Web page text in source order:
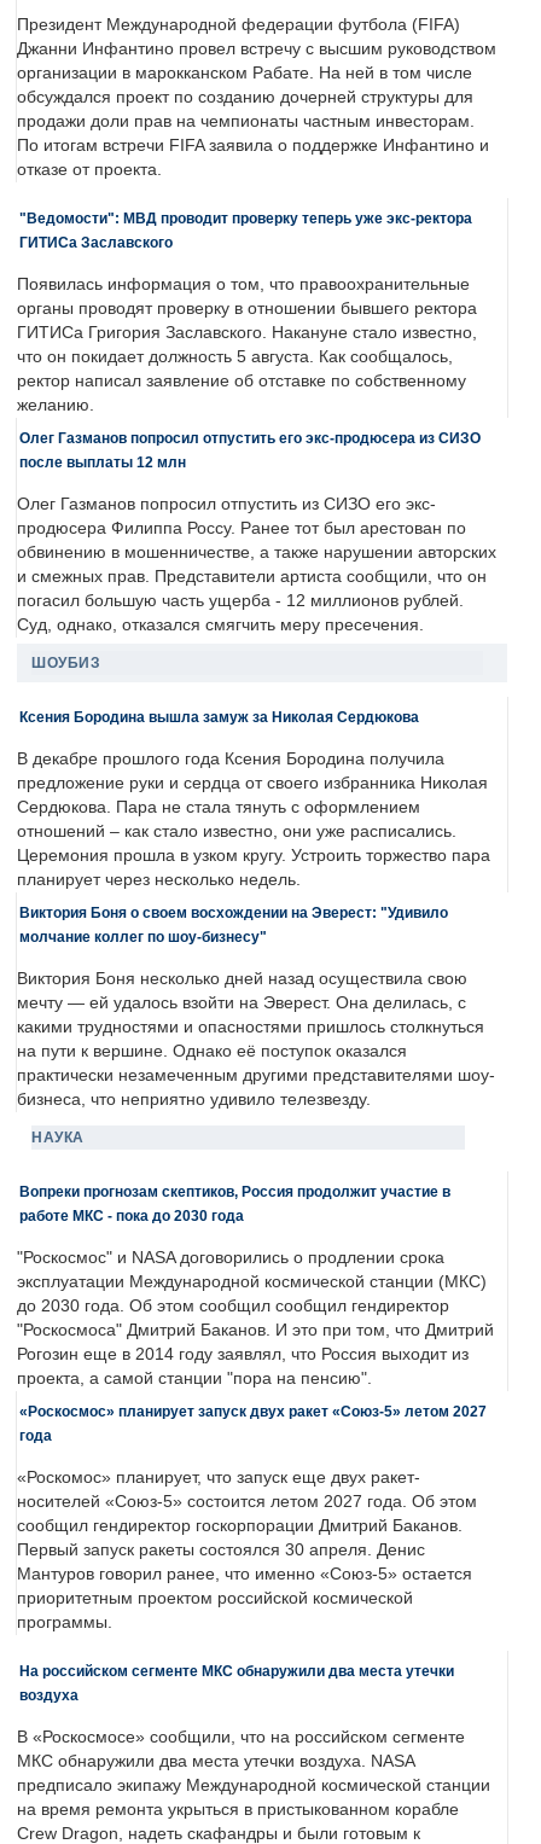
Президент Международной федерации футбола (FIFA)
Джанни Инфантино провел встречу с высшим руководством
организации в марокканском Рабате. На ней в том числе
обсуждался проект по созданию дочерней структуры для
продажи доли прав на чемпионаты частным инвесторам.
По итогам встречи FIFA заявила о поддержке Инфантино и
отказе от проекта.
"Ведомости": МВД проводит проверку теперь уже экс-ректора
ГИТИСа Заславского
Появилась информация о том, что правоохранительные
органы проводят проверку в отношении бывшего ректора
ГИТИСа Григория Заславского. Накануне стало известно,
что он покидает должность 5 августа. Как сообщалось,
ректор написал заявление об отставке по собственному
желанию.
Олег Газманов попросил отпустить его экс-продюсера из СИЗО
после выплаты 12 млн
Олег Газманов попросил отпустить из СИЗО его экс-
продюсера Филиппа Россу. Ранее тот был арестован по
обвинению в мошенничестве, а также нарушении авторских
и смежных прав. Представители артиста сообщили, что он
погасил большую часть ущерба - 12 миллионов рублей.
Суд, однако, отказался смягчить меру пресечения.
ШОУБИЗ
Ксения Бородина вышла замуж за Николая Сердюкова
В декабре прошлого года Ксения Бородина получила
предложение руки и сердца от своего избранника Николая
Сердюкова. Пара не стала тянуть с оформлением
отношений – как стало известно, они уже расписались.
Церемония прошла в узком кругу. Устроить торжество пара
планирует через несколько недель.
Виктория Боня о своем восхождении на Эверест: "Удивило
молчание коллег по шоу-бизнесу"
Виктория Боня несколько дней назад осуществила свою
мечту — ей удалось взойти на Эверест. Она делилась, с
какими трудностями и опасностями пришлось столкнуться
на пути к вершине. Однако её поступок оказался
практически незамеченным другими представителями шоу-
бизнеса, что неприятно удивило телезвезду.
НАУКА
Вопреки прогнозам скептиков, Россия продолжит участие в
работе МКС - пока до 2030 года
"Роскосмос" и NASA договорились о продлении срока
эксплуатации Международной космической станции (МКС)
до 2030 года. Об этом сообщил сообщил гендиректор
"Роскосмоса" Дмитрий Баканов. И это при том, что Дмитрий
Рогозин еще в 2014 году заявлял, что Россия выходит из
проекта, а самой станции "пора на пенсию".
«Роскосмос» планирует запуск двух ракет «Союз-5» летом 2027
года
«Роскомос» планирует, что запуск еще двух ракет-
носителей «Союз-5» состоится летом 2027 года. Об этом
сообщил гендиректор госкорпорации Дмитрий Баканов.
Первый запуск ракеты состоялся 30 апреля. Денис
Мантуров говорил ранее, что именно «Союз-5» остается
приоритетным проектом российской космической
программы.
На российском сегменте МКС обнаружили два места утечки
воздуха
В «Роскосмосе» сообщили, что на российском сегменте
МКС обнаружили два места утечки воздуха. NASA
предписало экипажу Международной космической станции
на время ремонта укрыться в пристыкованном корабле
Crew Dragon, надеть скафандры и были готовым к